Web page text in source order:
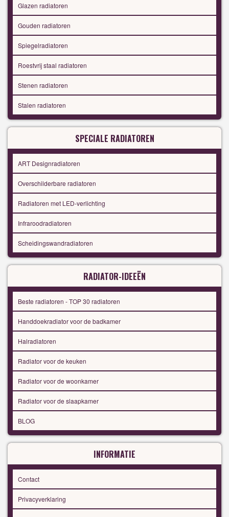
Glazen radiatoren
Gouden radiatoren
Spiegelradiatoren
Roestvrij staal radiatoren
Stenen radiatoren
Stalen radiatoren
SPECIALE RADIATOREN
ART Designradiatoren
Overschilderbare radiatoren
Radiatoren met LED-verlichting
Infraroodradiatoren
Scheidingswandradiatoren
RADIATOR-IDEEËN
Beste radiatoren - TOP 30 radiatoren
Handdoekradiator voor de badkamer
Halradiatoren
Radiator voor de keuken
Radiator voor de woonkamer
Radiator voor de slaapkamer
BLOG
INFORMATIE
Contact
Privacyverklaring